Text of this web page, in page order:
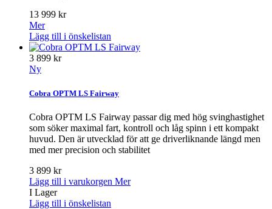
13 999 kr
Mer
Lägg till i önskelistan
3 899 kr
Ny
Cobra OPTM LS Fairway
Cobra OPTM LS Fairway passar dig med hög svinghastighet
som söker maximal fart, kontroll och låg spinn i ett kompakt
huvud. Den är utvecklad för att ge driverliknande längd men
med mer precision och stabilitet
3 899 kr
Lägg till i varukorgen Mer
I Lager
Lägg till i önskelistan